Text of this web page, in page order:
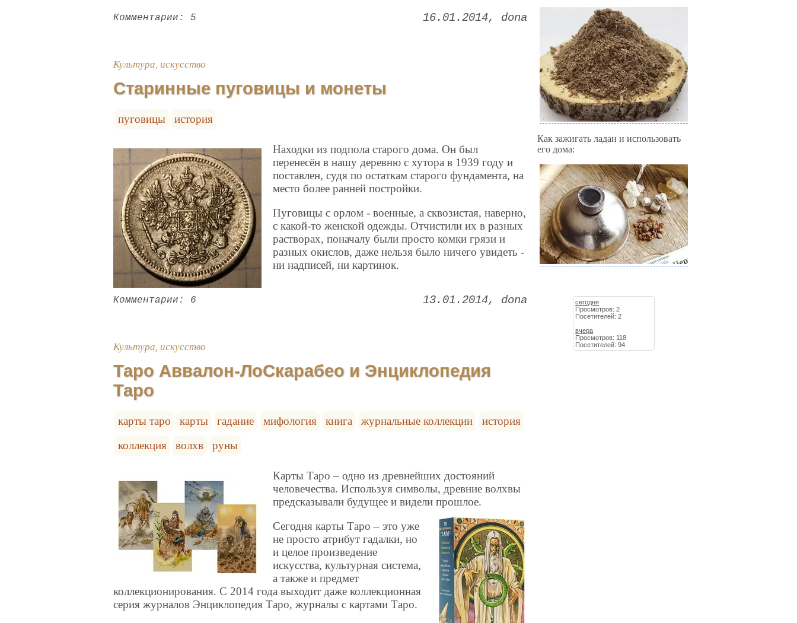
Комментарии: 5 16.01.2014 dona
Культура, искусство
Старинные пуговицы и монеты
пуговицы история
Находки из подпола старого дома. Он был
перенесён в нашу деревню с хутора в 1939 году и
поставлен, судя по остаткам старого фундамента, на
место более ранней постройки.
Пуговицы с орлом - военные, а сквозистая, наверно,
с какой-то женской одежды. Отчистили их в разных
растворах, поначалу были просто комки грязи и
разных окислов, даже нельзя было ничего увидеть -
ни надписей, ни картинок.
Комментарии: 6 13.01.2014 dona
Культура, искусство
Таро Аввалон-ЛоСкарабео и Энциклопедия
Таро
карты таро карты гадание мифология книга журнальные коллекции
история
коллекция
волхв руны
Карты Таро – одно из древнейших достояний
человечества. Используя символы, древние волхвы
предсказывали будущее и видели прошлое.
Сегодня карты Таро – это уже
не просто атрибут гадалки, но
и целое произведение
искусства, культурная система,
а также и предмет
коллекционирования. С 2014 года выходит даже коллекционная
серия журналов Энциклопедия Таро, журналы с картами Таро.
Как зажигать ладан и использовать
его дома:
сегодня
Просмотров: 2
Посетителей: 2
вчера
Просмотров: 118
Посетителей: 94